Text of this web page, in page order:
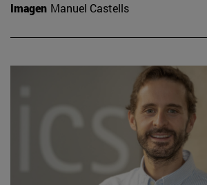
Imagen Manuel Castells